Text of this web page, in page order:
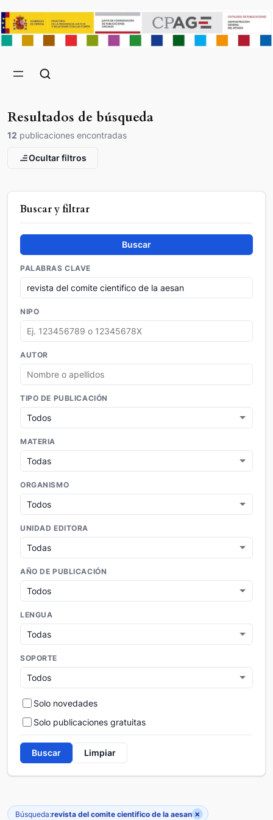
Resultados de búsqueda
12 publicaciones encontradas
Ocultar filtros
Buscar y filtrar
Buscar
PALABRAS CLAVE
NIPO
AUTOR
TIPO DE PUBLICACIÓN
MATERIA
ORGANISMO
UNIDAD EDITORA
AÑO DE PUBLICACIÓN
LENGUA
SOPORTE
Solo novedades
Solo publicaciones gratuitas
Buscar Limpiar
Búsqueda:revista del comite cientifico de la aesan ×